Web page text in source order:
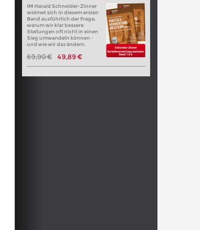
IM Harald Schneider-Zinner
widmet sich in diesem ersten
Band ausführlich der Frage,
warum wir klar bessere
Stellungen oft nicht in einen
Sieg umwandeln können –
und wie wir das ändern.
69,90 € 49,89 €